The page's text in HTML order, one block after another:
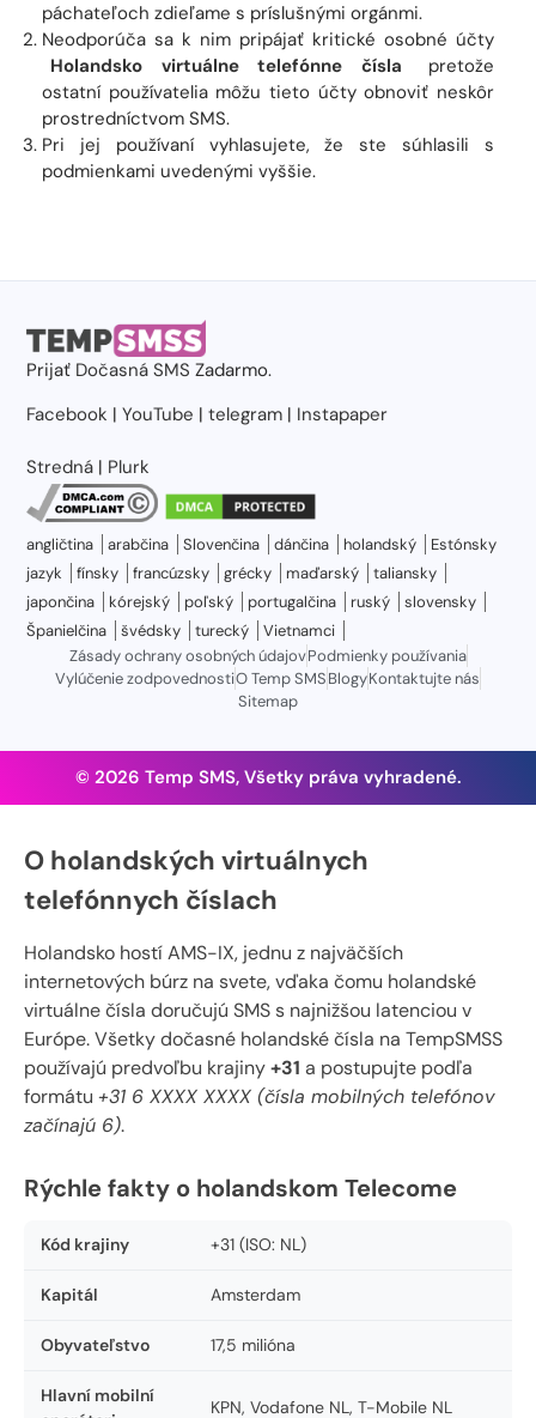
páchateľoch zdieľame s príslušnými orgánmi.
Neodporúča sa k nim pripájať kritické osobné účty
Holandsko virtuálne telefónne čísla
pretože
ostatní používatelia môžu tieto účty obnoviť neskôr
prostredníctvom SMS.
Pri jej používaní vyhlasujete, že ste súhlasili s
podmienkami uvedenými vyššie.
Prijať Dočasná SMS Zadarmo.
Facebook |YouTube |telegram | Instapaper
Stredná | Plurk
angličtina arabčina Slovenčina dánčina holandský
Estónsky
jazyk
fínsky francúzsky grécky maďarský
taliansky
japončina
kórejský poľský portugalčina ruský
slovensky
Španielčina
švédsky turecký
Vietnamci
Zásady ochrany osobných údajovPodmienky používania
Vylúčenie zodpovednostiO Temp SMSBlogyKontaktujte nás
Sitemap
© 2026 Temp SMS, Všetky práva vyhradené.
O holandských virtuálnych
telefónnych číslach
Holandsko hostí AMS-IX, jednu z najväčších
internetových búrz na svete, vďaka čomu holandské
virtuálne čísla doručujú SMS s najnižšou latenciou v
Európe. Všetky dočasné holandské čísla na TempSMSS
používajú predvoľbu krajiny+31 a postupujte podľa
formátu +31 6 XXXX XXXX (čísla mobilných telefónov
začínajú 6).
Rýchle fakty o holandskom Telecome
Kód krajiny +31 (ISO: NL)
Kapitál Amsterdam
Obyvateľstvo 17,5 milióna
Hlavní mobilní
KPN, Vodafone NL, T-Mobile NL